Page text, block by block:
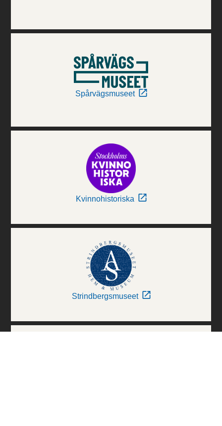
Spårvägsmuseet
Kvinnohistoriska
Strindbergsmuseet